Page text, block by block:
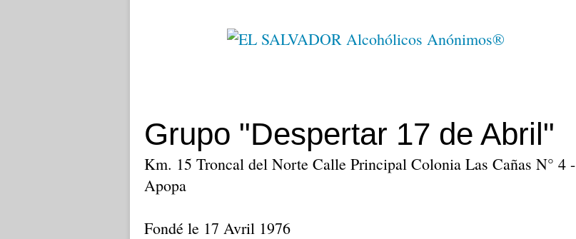
Grupo "Despertar 17 de Abril"
Km. 15 Troncal del Norte Calle Principal Colonia Las Cañas N° 4 -
Apopa
Fondé le 17 Avril 1976